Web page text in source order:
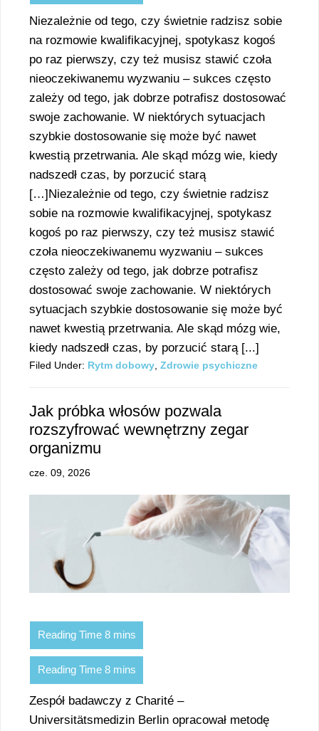
Niezależnie od tego, czy świetnie radzisz sobie
na rozmowie kwalifikacyjnej, spotykasz kogoś
po raz pierwszy, czy też musisz stawić czoła
nieoczekiwanemu wyzwaniu – sukces często
zależy od tego, jak dobrze potrafisz dostosować
swoje zachowanie. W niektórych sytuacjach
szybkie dostosowanie się może być nawet
kwestią przetrwania. Ale skąd mózg wie, kiedy
nadszedł czas, by porzucić starą
[…]Niezależnie od tego, czy świetnie radzisz
sobie na rozmowie kwalifikacyjnej, spotykasz
kogoś po raz pierwszy, czy też musisz stawić
czoła nieoczekiwanemu wyzwaniu – sukces
często zależy od tego, jak dobrze potrafisz
dostosować swoje zachowanie. W niektórych
sytuacjach szybkie dostosowanie się może być
nawet kwestią przetrwania. Ale skąd mózg wie,
kiedy nadszedł czas, by porzucić starą [...]
Filed Under: Rytm dobowy Zdrowie psychiczne
Jak próbka włosów pozwala
rozszyfrować wewnętrzny zegar
organizmu
cze. 09, 2026
Zespół badawczy z Charité –
Universitätsmedizin Berlin opracował metodę